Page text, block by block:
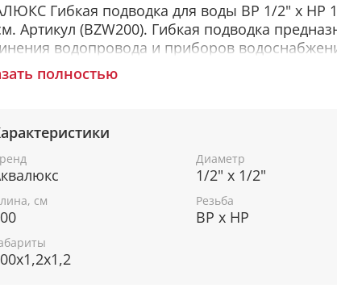
Гибкая подводка для воды ВР 1/2" х НР
Артикул (BZW200). Гибкая подводка
водопровода и приборов
приборов, использующих воду.
собой шланг из резины в
Применяется для горячей и холодной воды.
ХАРАКТЕРИСТИКИ
200 см;
полностью
Диаметр
1/2" х 1/2"
см Резьба
ВР х НР